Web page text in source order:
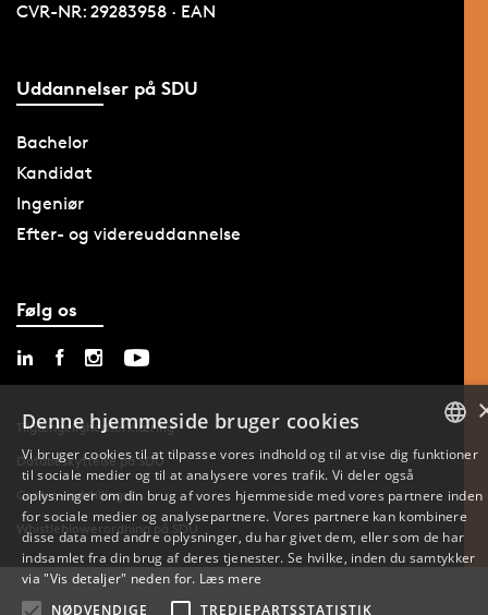
CVR-NR: 29283958 · EAN
Uddannelser på SDU
Bachelor
Kandidat
Ingeniør
Efter- og videreuddannelse
Følg os
Tilgængelighedserklæring
Databeskyttelse på SDU
Cookie-indstillinger
Whistleblowerordning på SDU ENGLISH
Denne hjemmeside bruger cookies
Vi bruger cookies til at tilpasse vores indhold og til at vise dig funktioner
til sociale medier og til at analysere vores trafik. Vi deler også
oplysninger om din brug af vores hjemmeside med vores partnere inden
for sociale medier og analysepartnere. Vores partnere kan kombinere
disse data med andre oplysninger, du har givet dem, eller som de har
indsamlet fra din brug af deres tjenester. Se hvilke, inden du samtykker
via "Vis detaljer" neden for. Læs mere
NØDVENDIGE
TREDJEPARTSSTATISTIK